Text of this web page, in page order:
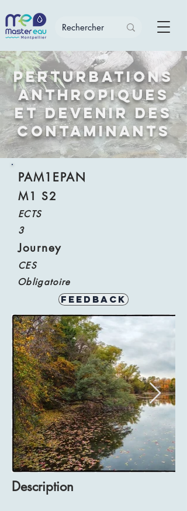
Perturbations
anthropiques
et devenir des
contaminants
PAM1EPAN
M1 S2
ECTS
3
Journey
CES
Obligatoire
Feedback
Description